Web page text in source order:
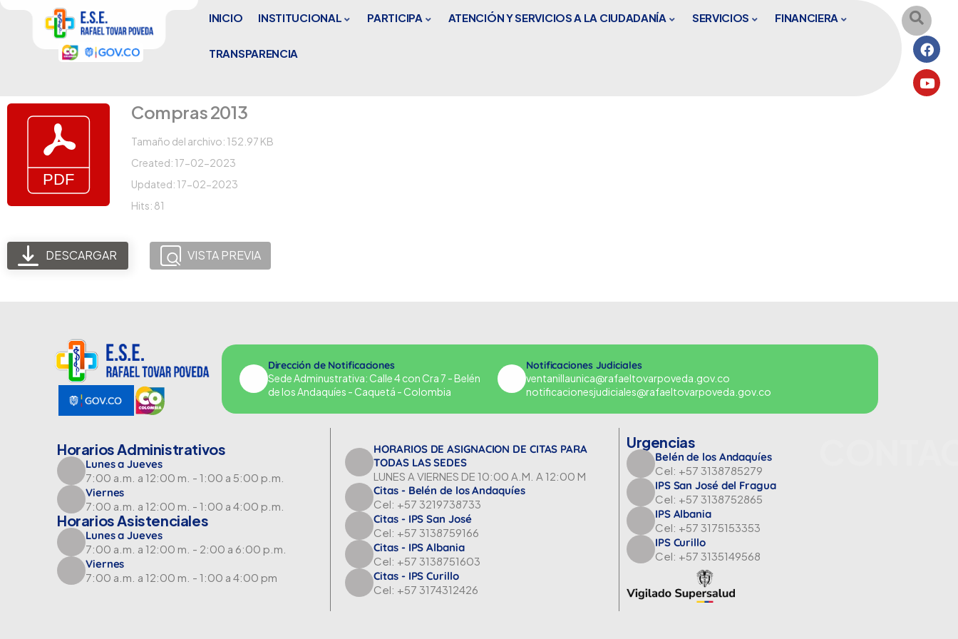
INICIO INSTITUCIONAL PARTICIPA ATENCIÓN Y SERVICIOS A LA CIUDADANÍA SERVICIOS FINANCIERA
TRANSPARENCIA
Compras 2013
Tamaño del archivo: 152.97 KB
Created: 17-02-2023
Updated: 17-02-2023
Hits: 81
DESCARGAR VISTA PREVIA
Dirección de Notificaciones
Sede Adminustrativa: Calle 4 con Cra 7 - Belén
de los Andaquíes - Caquetá - Colombia
Notificaciones Judiciales
ventanillaunica@rafaeltovarpoveda.gov.co
notificacionesjudiciales@rafaeltovarpoveda.gov.co
Horarios Administrativos
Lunes a Jueves
7:00 a.m. a 12:00 m. - 1:00 a 5:00 p.m.
Viernes
7:00 a.m. a 12:00 m. - 1:00 a 4:00 p.m.
Horarios Asistenciales
Lunes a Jueves
7:00 a.m. a 12:00 m. - 2:00 a 6:00 p.m.
Viernes
7:00 a.m. a 12:00 m. - 1:00 a 4:00 pm
HORARIOS DE ASIGNACION DE CITAS PARA
TODAS LAS SEDES
LUNES A VIERNES DE 10:00 A.M. A 12:00 M
Citas - Belén de los Andaquíes
Cel: +57 3219738733
Citas - IPS San José
Cel: +57 3138759166
Citas - IPS Albania
Cel: +57 3138751603
Citas - IPS Curillo
Cel: +57 3174312426
Urgencias
Belén de los Andaquíes
Cel: +57 3138785279
IPS San José del Fragua
Cel: +57 3138752865
IPS Albania
Cel: +57 3175153353
IPS Curillo
Cel: +57 3135149568